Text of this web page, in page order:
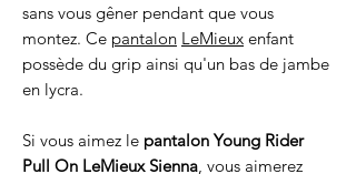
sans vous gêner pendant que vous
montez. Ce pantalon LeMieux enfant
possède du grip ainsi qu'un bas de jambe
en lycra.
Si vous aimez le pantalon Young Rider
Pull On LeMieux Sienna, vous aimerez